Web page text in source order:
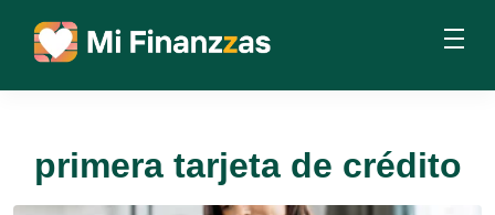
primera tarjeta de crédito